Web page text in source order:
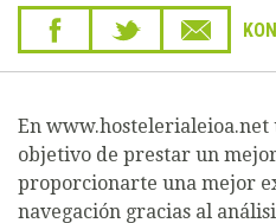
En www.hostelerialeioa.net
objetivo de prestar un
proporcionarte una mejor
navegación gracias al